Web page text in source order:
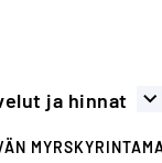
ja hinnat